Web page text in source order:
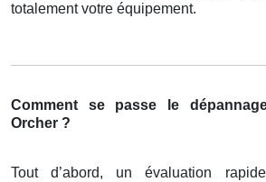
totalement votre équipement.
Comment se passe le
Orcher ?
Tout d’abord, un évaluation